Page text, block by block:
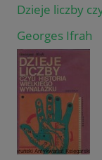
Dzieje liczby
Georges Ifrah